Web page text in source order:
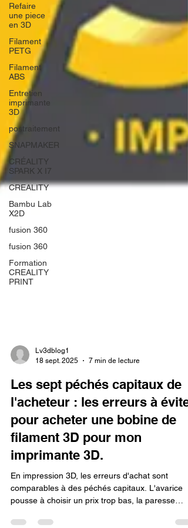
Refaire
une piece
en 3D
Filament
PETG
Filament
ABS
Entretien
imprimante
3D
postraitement
SNAPMAKER
CRÉALITY
SPARK X I7
CREALITY
Bambu Lab
X2D
fusion 360
fusion 360
Formation
CREALITY
PRINT
Les sept péchés capitaux de
l'acheteur : les erreurs à éviter
pour acheter une bobine de
filament 3D pour mon
imprimante 3D.
En impression 3D, les erreurs d'achat sont
comparables à des péchés capitaux. L'avarice